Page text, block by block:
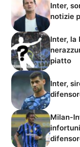
Inter,
notizie
Inter, la
piatto
Inter,
Milan-